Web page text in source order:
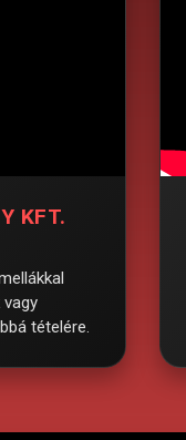
KFT.
tételére.